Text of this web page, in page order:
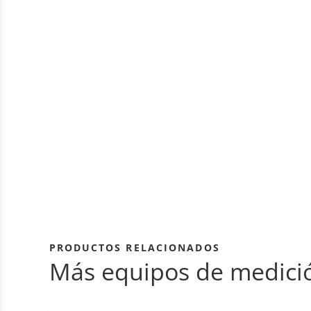
PRODUCTOS RELACIONADOS
Más equipos de